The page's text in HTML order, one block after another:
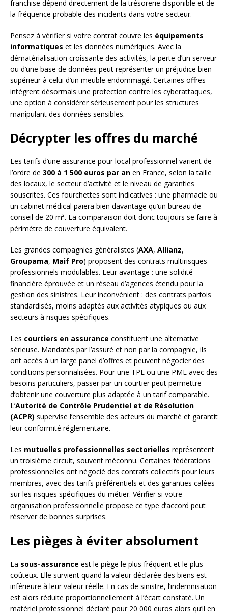
franchise dépend directement de la trésorerie disponible et de
la fréquence probable des incidents dans votre secteur.
Pensez à vérifier si votre contrat couvre les équipements
informatiques et les données numériques. Avec la
dématérialisation croissante des activités, la perte d’un serveur
ou d’une base de données peut représenter un préjudice bien
supérieur à celui d’un meuble endommagé. Certaines offres
intègrent désormais une protection contre les cyberattaques,
une option à considérer sérieusement pour les structures
manipulant des données sensibles.
Décrypter les offres du marché
Les tarifs d’une assurance pour local professionnel varient de
l’ordre de 300 à 1 500 euros par an en France, selon la taille
des locaux, le secteur d’activité et le niveau de garanties
souscrites. Ces fourchettes sont indicatives : une pharmacie ou
un cabinet médical paiera bien davantage qu’un bureau de
conseil de 20 m². La comparaison doit donc toujours se faire à
périmètre de couverture équivalent.
Les grandes compagnies généralistes (AXA, Allianz,
Groupama, Maif Pro) proposent des contrats multirisques
professionnels modulables. Leur avantage : une solidité
financière éprouvée et un réseau d’agences étendu pour la
gestion des sinistres. Leur inconvénient : des contrats parfois
standardisés, moins adaptés aux activités atypiques ou aux
secteurs à risques spécifiques.
Les courtiers en assurance constituent une alternative
sérieuse. Mandatés par l’assuré et non par la compagnie, ils
ont accès à un large panel d’offres et peuvent négocier des
conditions personnalisées. Pour une TPE ou une PME avec des
besoins particuliers, passer par un courtier peut permettre
d’obtenir une couverture plus adaptée à un tarif comparable.
L’Autorité de Contrôle Prudentiel et de Résolution
(ACPR) supervise l’ensemble des acteurs du marché et garantit
leur conformité réglementaire.
Les mutuelles professionnelles sectorielles représentent
un troisième circuit, souvent méconnu. Certaines fédérations
professionnelles ont négocié des contrats collectifs pour leurs
membres, avec des tarifs préférentiels et des garanties calées
sur les risques spécifiques du métier. Vérifier si votre
organisation professionnelle propose ce type d’accord peut
réserver de bonnes surprises.
Les pièges à éviter absolument
La sous-assurance est le piège le plus fréquent et le plus
coûteux. Elle survient quand la valeur déclarée des biens est
inférieure à leur valeur réelle. En cas de sinistre, l’indemnisation
est alors réduite proportionnellement à l’écart constaté. Un
matériel professionnel déclaré pour 20 000 euros alors qu’il en